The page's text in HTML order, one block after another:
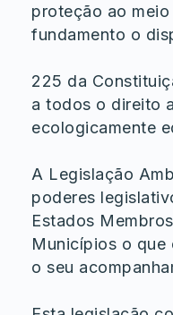
proteção ao
fundamento o
225 da
a todos o direito
ecologicamente
A Legislação
poderes
Estados
Municípios o que
o seu